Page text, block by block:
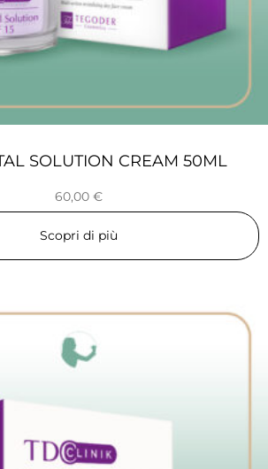
SOLUTION CREAM 50ML
60,00 €
Scopri di più